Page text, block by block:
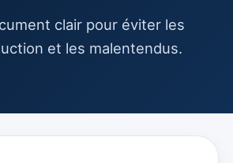
clair pour éviter les
et les malentendus.